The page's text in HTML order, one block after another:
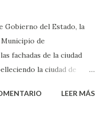
Gobierno del Estado, la
de
fachadas de la ciudad
la ciudad de
al programa
LEER MÁS